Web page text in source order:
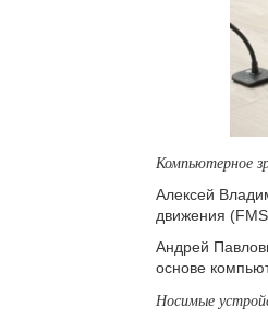
Компьютерное
Алексей
движения
Андрей
основе
Носимые